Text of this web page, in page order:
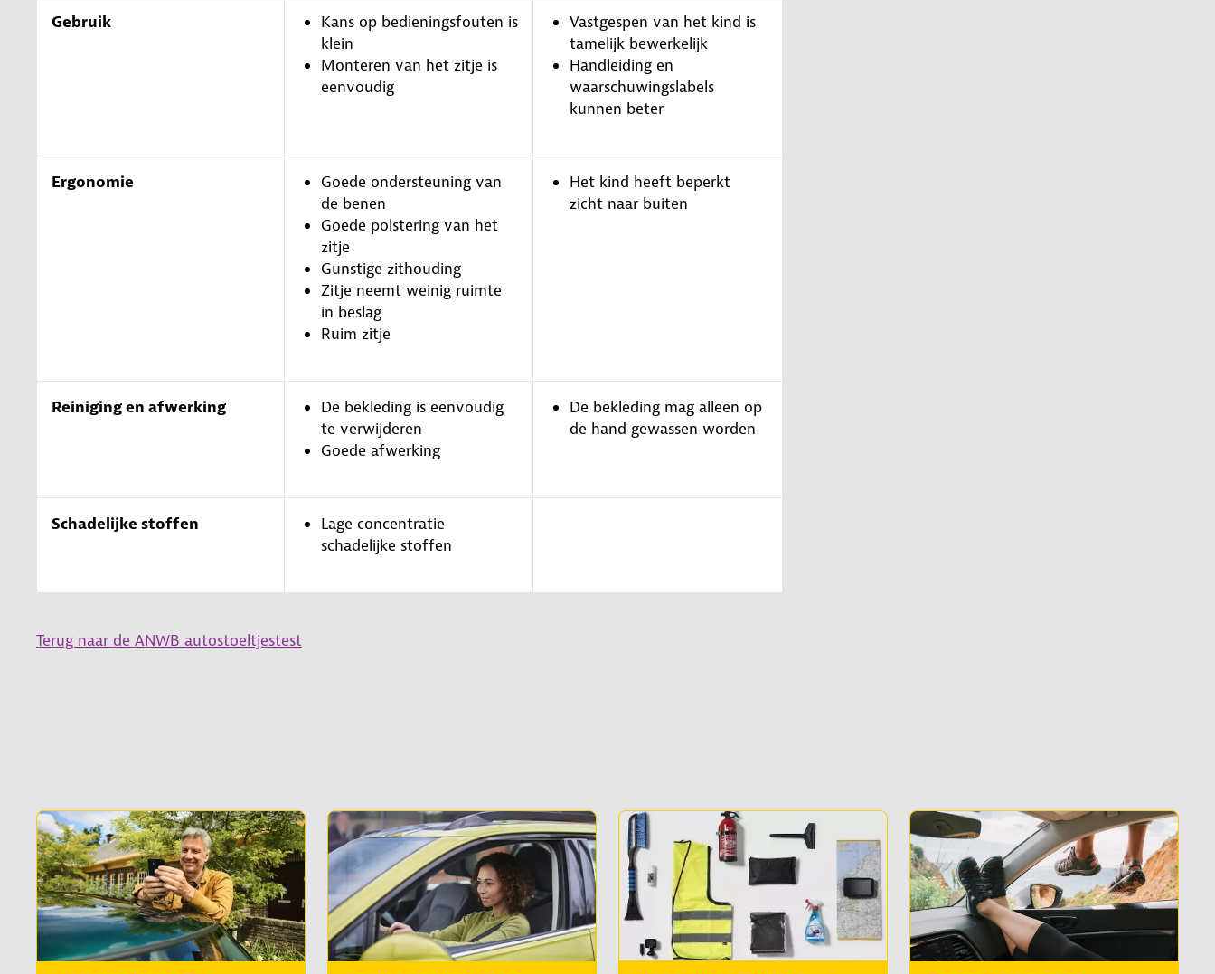
Gebruik
Kans op bedieningsfouten is
klein
Monteren van het zitje is
eenvoudig
Vastgespen van het kind is
tamelijk bewerkelijk
Handleiding en
waarschuwingslabels
kunnen beter
Ergonomie
Goede ondersteuning van
de benen
Goede polstering van het
zitje
Gunstige zithouding
Zitje neemt weinig ruimte
in beslag
Ruim zitje
Het kind heeft beperkt
zicht naar buiten
Reiniging en afwerking
De bekleding is eenvoudig
te verwijderen
Goede afwerking
De bekleding mag alleen op
de hand gewassen worden
Schadelijke stoffen
Lage concentratie
schadelijke stoffen
Terug naar de ANWB autostoeltjestest